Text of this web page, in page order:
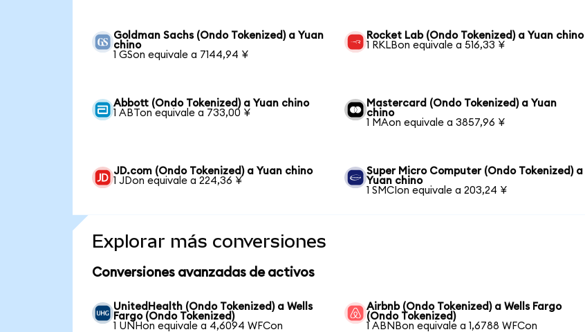
Goldman Sachs (Ondo Tokenized) a Yuan
chino
1 GSon equivale a 7144,94 ¥
Rocket Lab (Ondo Tokenized) a Yuan chino
1 RKLBon equivale a 516,33 ¥
Abbott (Ondo Tokenized) a Yuan chino
1 ABTon equivale a 733,00 ¥
Mastercard (Ondo Tokenized) a Yuan
chino
1 MAon equivale a 3857,96 ¥
JD.com (Ondo Tokenized) a Yuan chino
1 JDon equivale a 224,36 ¥
Super Micro Computer (Ondo Tokenized) a
Yuan chino
1 SMCIon equivale a 203,24 ¥
Explorar más conversiones
Conversiones avanzadas de activos
UnitedHealth (Ondo Tokenized) a Wells
Fargo (Ondo Tokenized)
1 UNHon equivale a 4,6094 WFCon
Airbnb (Ondo Tokenized) a Wells Fargo
(Ondo Tokenized)
1 ABNBon equivale a 1,6788 WFCon